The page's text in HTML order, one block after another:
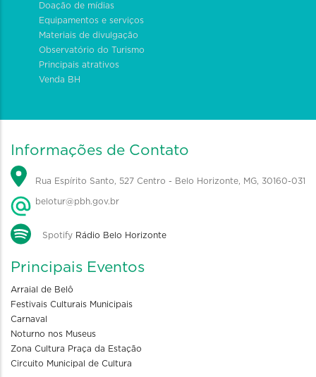
Doação de mídias
Equipamentos e serviços
Materiais de divulgação
Observatório do Turismo
Principais atrativos
Venda BH
Informações de Contato
Rua Espírito Santo, 527 Centro - Belo Horizonte, MG, 30160-031
belotur@pbh.gov.br
Spotify Rádio Belo Horizonte
Principais Eventos
Arraial de Belô
Festivais Culturais Municipais
Carnaval
Noturno nos Museus
Zona Cultura Praça da Estação
Circuito Municipal de Cultura